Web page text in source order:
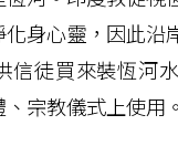
身心靈，因此沿
信徒買來裝恆河
宗教儀式上使用。